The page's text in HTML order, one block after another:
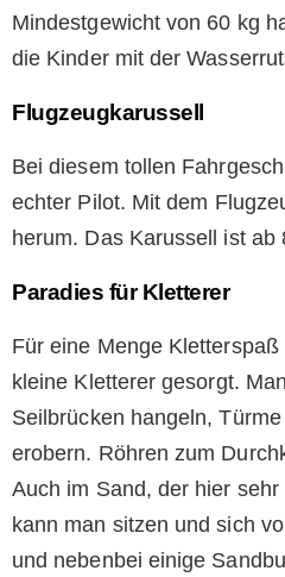
Mindestgewicht von 60 kg
die Kinder mit der
Flugzeugkarussell
Bei diesem tollen
echter Pilot. Mit dem
herum. Das Karussell ist ab
Paradies für Kletterer
Für eine Menge
kleine Kletterer gesorgt.
Seilbrücken hangeln,
erobern. Röhren zum
Auch im Sand, der hier
kann man sitzen und sich
und nebenbei einige